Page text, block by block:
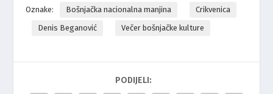
Oznake: Bošnjačka nacionalna manjina
Crikvenica
Denis Beganović
Večer bošnjačke kulture
PODIJELI: